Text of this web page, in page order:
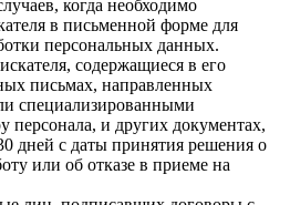
когда необходимо
в письменной форме для
персональных данных.
содержащиеся в его
письмах, направленных
специализированными
персонала, и других документах,
дней с даты принятия решения о
или об отказе в приеме на